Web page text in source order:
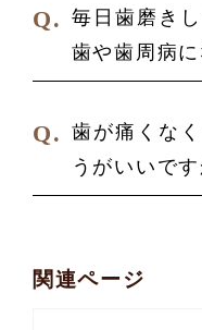
毎日歯磨き
歯や歯周病
歯が痛くな
うがいいです
関連ページ